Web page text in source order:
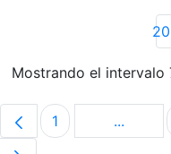
Mostrando el intervalo
Página
1 ...